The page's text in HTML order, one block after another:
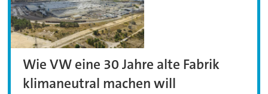
Wie VW eine 30 Jahre alte Fabrik
klimaneutral machen will